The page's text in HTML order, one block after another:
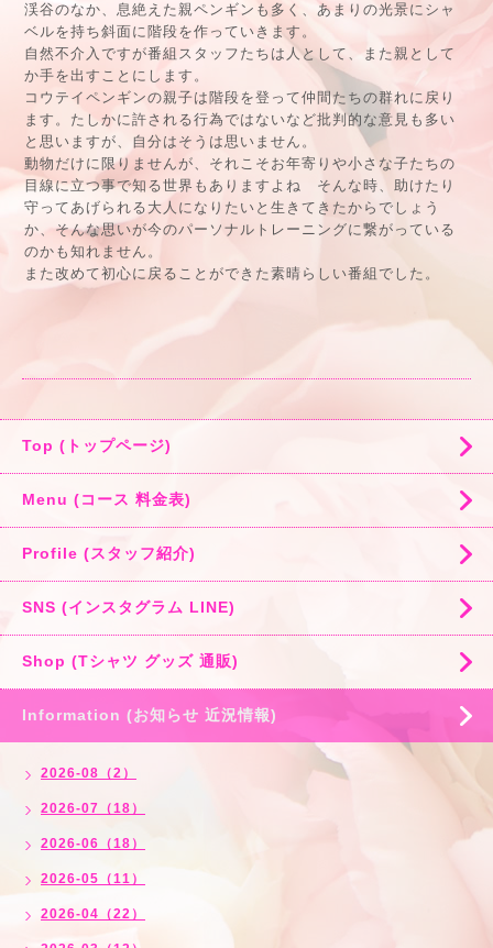
渓谷のなか、息絶えた親ペンギンも多く、あまりの光景にシャ
ベルを持ち斜面に階段を作っていきます。
自然不介入ですが番組スタッフたちは人として、また親として
か手を出すことにします。
コウテイペンギンの親子は階段を登って仲間たちの群れに戻り
ます。たしかに許される行為ではないなど批判的な意見も多い
と思いますが、自分はそうは思いません。
動物だけに限りませんが、それこそお年寄りや小さな子たちの
目線に立つ事で知る世界もありますよね そんな時、助けたり
守ってあげられる大人になりたいと生きてきたからでしょう
か、そんな思いが今のパーソナルトレーニングに繋がっている
のかも知れません。
また改めて初心に戻ることができた素晴らしい番組でした。
Top (トップページ)
Menu (コース 料金表)
Profile (スタッフ紹介)
SNS (インスタグラム LINE)
Shop (Tシャツ グッズ 通販)
Information (お知らせ 近況情報)
2026-08（2）
2026-07（18）
2026-06（18）
2026-05（11）
2026-04（22）